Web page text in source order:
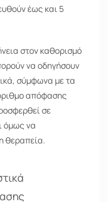
έως και 5
στον καθορισμό
να οδηγήσουν
σύμφωνα με τα
απόφασης
σε
όμως να
θεραπεία.